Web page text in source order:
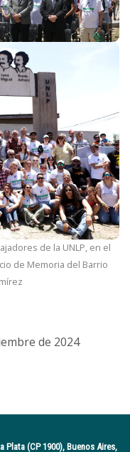
de la UNLP, en el
de Memoria del Barrio
de 2024
Plata (CP 1900), Buenos Aires,